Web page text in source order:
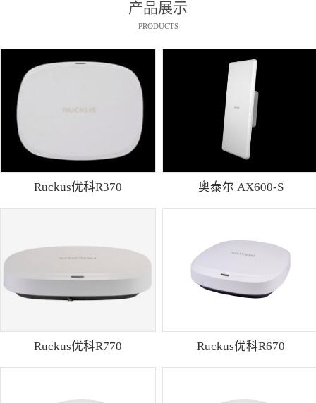
产品展示
PRODUCTS
Ruckus优科R370 奥泰尔 AX600-S
Ruckus优科R770 Ruckus优科R670